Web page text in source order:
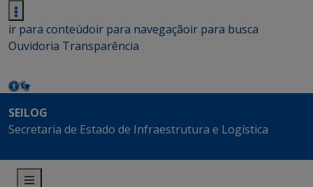
ir para conteúdoir para navegaçãoir para busca
Ouvidoria Transparência
SEILOG
Secretaria de Estado de Infraestrutura e Logística